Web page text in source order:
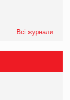
Всі журнали